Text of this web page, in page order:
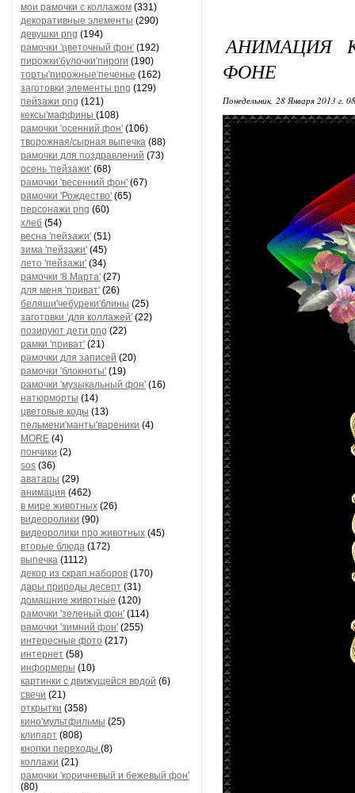
мои рамочки с коллажом (331)
декоративные элементы (290)
девушки png (194)
рамочки 'цветочный фон' (192)
пирожки'булочки'пироги (190)
торты'пирожные'печенье (162)
заготовки,элементы png (129)
пейзажи png (121)
кексы'маффины (108)
рамочки 'осенний фон' (106)
творожная/сырная выпечка (88)
рамочки для поздравлений (73)
осень 'пейзажи' (68)
рамочки 'весенний фон' (67)
рамочки 'Рождество' (65)
персонажи png (60)
хлеб (54)
весна 'пейзажи' (51)
зима 'пейзажи' (45)
лето 'пейзажи' (34)
рамочки '8 Марта' (27)
для меня 'приват' (26)
беляши'чебуреки'блины (25)
заготовки 'для коллажей' (22)
позируют дети png (22)
рамки 'приват' (21)
рамочки для записей (20)
рамочки 'блокноты' (19)
рамочки 'музыкальный фон' (16)
натюрморты (14)
цветовые коды (13)
пельмени'манты'вареники (4)
MORE (4)
пончики (2)
sos (36)
аватары (29)
анимация (462)
в мире животных (26)
видеоролики (90)
видеоролики про животных (45)
вторые блюда (172)
выпечка (1112)
декор из скрап.наборов (170)
дары природы десерт (31)
домашние животные (120)
рамочки 'зеленый фон' (114)
рамочки 'зимний фон' (255)
интересные фото (217)
интернет (58)
информеры (10)
картинки с движущейся водой (6)
свечи (21)
открытки (358)
кино'мультфильмы (25)
клипарт (808)
кнопки переходы (8)
коллажи (21)
рамочки 'коричневый и бежевый фон'
(80)
АНИМАЦИЯ
ФОНЕ
Понедельник, 28 Января 2013 г.